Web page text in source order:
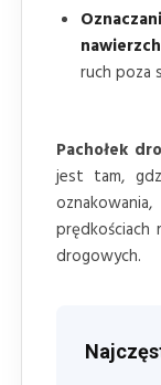
ruch poza
Pachołek
jest tam,
prędkościach
drogowych.